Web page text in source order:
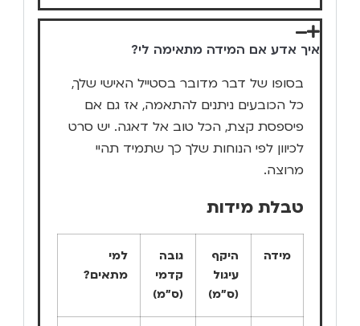
איך אדע אם המידה מתאימה לי?
בסופו של דבר מדובר בסטייל האישי שלך,
כל הכובעים ניתנים להתאמה, אז גם אם
פיספסת קצת, הכל טוב אל דאגה. יש סרט
לכיוון לפי הנוחות שלך כך שתמיד תהיי
מרוצה.
טבלת מידות
מידה
היקף
עיגול
(ס"מ)
גובה
קדמי
(ס"מ)
למי
מתאים?